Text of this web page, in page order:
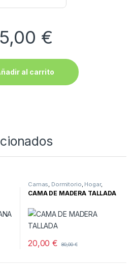
€
al carrito
Camas Dormitorio Hogar,
Muebles
CAMA DE MADERA TALLADA
20,00€ 80,00€